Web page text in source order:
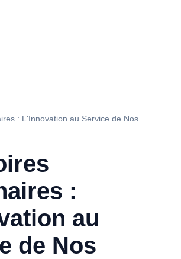
: L'Innovation au Service de Nos
:
au
de Nos